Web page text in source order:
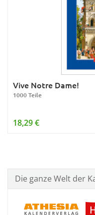
Vive Notre Dame!
1000 Teile
18,29 €
Die ganze Welt der